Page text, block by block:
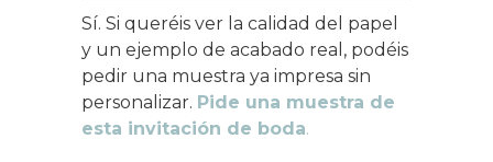
Sí. Si queréis ver la calidad del papel
y un ejemplo de acabado real, podéis
pedir una muestra ya impresa sin
personalizar. Pide una muestra de
esta invitación de boda.